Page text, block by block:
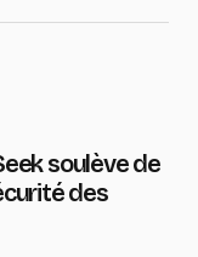
soulève de
des